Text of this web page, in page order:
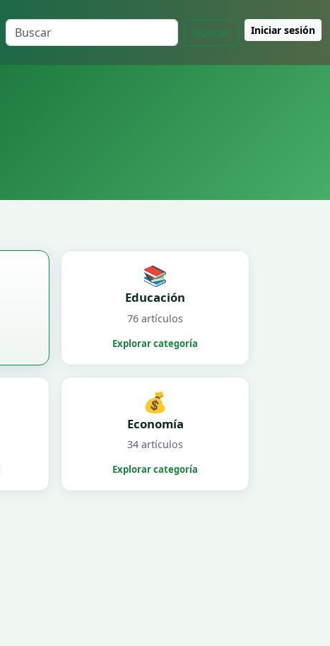
Buscar Iniciar sesión
📚
Educación
76 artículos
Explorar categoría
💰
Economía
34 artículos
Explorar categoría